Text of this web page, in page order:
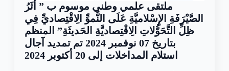
ملتقى علمي وطني موسوم ب ” أَثَرُ
الصَّيْرَفَةِ الإِسْلاميَّةِ عَلَى النُّموِّ الِاقْتِصاديِّ فِي
ظِلِّ التَّحَوُّلاتِ الِاقْتِصاديَّةِ الحَديثَةِ” المنظم
بتاريخ 07 نوفمبر 2024 تم تمديد آجال
استلام المداخلات إلى 20 أكتوبر 2024